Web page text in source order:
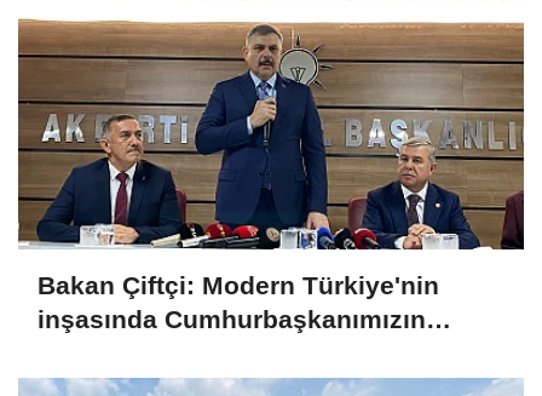
Bakan Çiftçi: Modern Türkiye'nin
inşasında Cumhurbaşkanımızın